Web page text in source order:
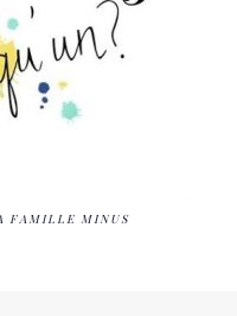
FAMILLE MINUS